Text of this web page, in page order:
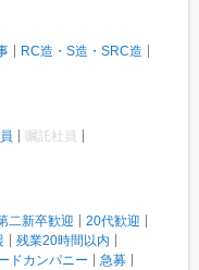
RC造・S造・SRC造
嘱託社員
二新卒歓迎
20代歓迎
残業20時間以内
ドカンパニー
急募